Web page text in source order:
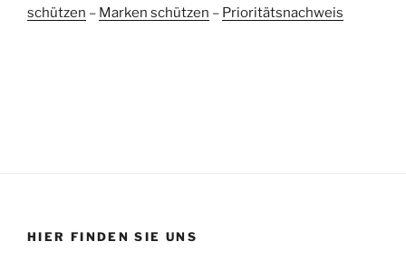
schützen – Marken schützen – Prioritätsnachweis
HIER FINDEN SIE UNS